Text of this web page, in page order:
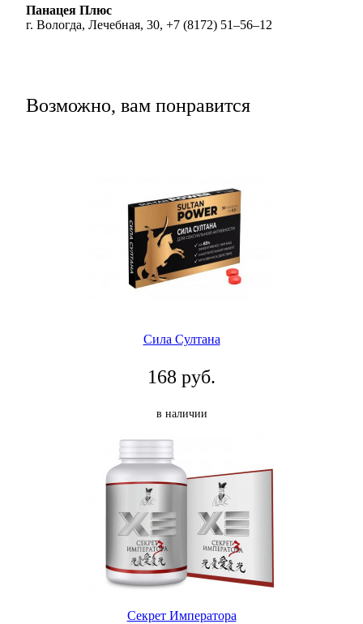
Панацея Плюс
г. Вологда, Лечебная, 30, +7 (8172) 51‒56‒12
Возможно, вам понравится
Сила Султана
168 руб.
в наличии
Секрет Императора